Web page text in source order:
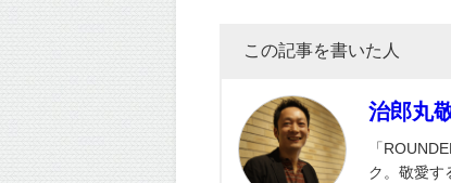
この記事を書いた人
治郎丸
「
ク。敬愛す